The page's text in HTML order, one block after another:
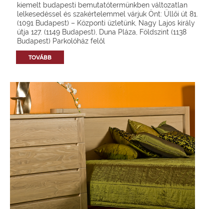
kiemelt budapesti bemutatótermünkben változatlan
lelkesedéssel és szakértelemmel várjuk Önt: Üllői út 81.
(1091 Budapest) – Központi üzletünk, Nagy Lajos király
útja 127. (1149 Budapest), Duna Pláza, Földszint (1138
Budapest) Parkolóház felől
TOVÁBB